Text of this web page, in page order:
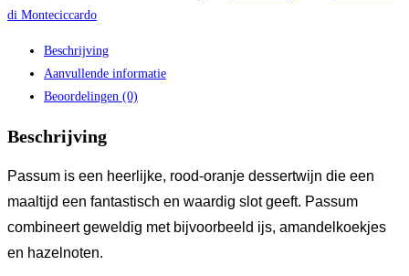
di Monteciccardo
Beschrijving
Aanvullende informatie
Beoordelingen (0)
Beschrijving
Passum is een heerlijke, rood-oranje dessertwijn die een
maaltijd een fantastisch en waardig slot geeft. Passum
combineert geweldig met bijvoorbeeld ijs, amandelkoekjes
en hazelnoten.